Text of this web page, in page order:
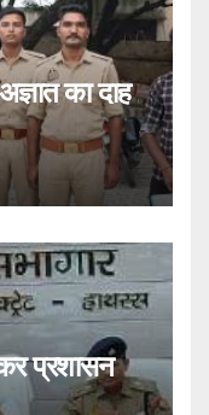
का दाह
प्रशासन